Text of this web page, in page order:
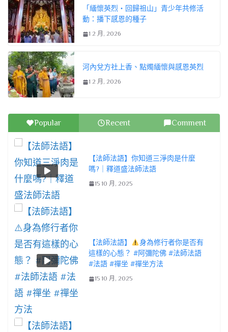
「緬懷英烈・回歸祖山」青少年共修活
動：播下感恩的種子
1 2 月, 2026
河內兌方社上香、點燭緬懷與感恩英烈
1 2 月, 2026
Popular Recent Comment
【法師法語】你知道三淨肉是什麼
嗎?｜釋道盛法師法語
15 10 月, 2025
【法師法語】
身為修行者你是否有
這樣的心態？ #阿彌陀佛 #法師法語
#法語 #禪坐 #禪坐方法
15 10 月, 2025